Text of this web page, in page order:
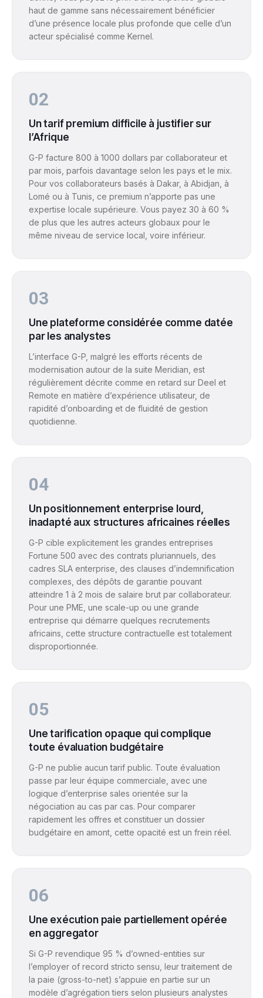
haut de gamme sans nécessairement bénéficier
d’une présence locale plus profonde que celle d’un
acteur spécialisé comme Kernel.
02
Un tarif premium difficile à justifier sur
l’Afrique
G-P facture 800 à 1000 dollars par collaborateur et
par mois, parfois davantage selon les pays et le mix.
Pour vos collaborateurs basés à Dakar, à Abidjan, à
Lomé ou à Tunis, ce premium n’apporte pas une
expertise locale supérieure. Vous payez 30 à 60 %
de plus que les autres acteurs globaux pour le
même niveau de service local, voire inférieur.
03
Une plateforme considérée comme datée
par les analystes
L’interface G-P, malgré les efforts récents de
modernisation autour de la suite Meridian, est
régulièrement décrite comme en retard sur Deel et
Remote en matière d’expérience utilisateur, de
rapidité d’onboarding et de fluidité de gestion
quotidienne.
04
Un positionnement enterprise lourd,
inadapté aux structures africaines réelles
G-P cible explicitement les grandes entreprises
Fortune 500 avec des contrats pluriannuels, des
cadres SLA enterprise, des clauses d’indemnification
complexes, des dépôts de garantie pouvant
atteindre 1 à 2 mois de salaire brut par collaborateur.
Pour une PME, une scale-up ou une grande
entreprise qui démarre quelques recrutements
africains, cette structure contractuelle est totalement
disproportionnée.
05
Une tarification opaque qui complique
toute évaluation budgétaire
G-P ne publie aucun tarif public. Toute évaluation
passe par leur équipe commerciale, avec une
logique d’enterprise sales orientée sur la
négociation au cas par cas. Pour comparer
rapidement les offres et constituer un dossier
budgétaire en amont, cette opacité est un frein réel.
06
Une exécution paie partiellement opérée
en aggregator
Si G-P revendique 95 % d’owned-entities sur
l’employer of record stricto sensu, leur traitement de
la paie (gross-to-net) s’appuie en partie sur un
modèle d’agrégation tiers selon plusieurs analystes